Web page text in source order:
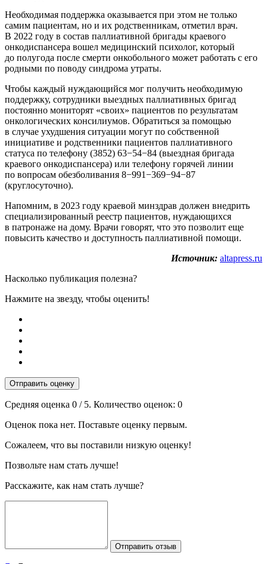
Необходимая поддержка оказывается при этом не только
самим пациентам, но и их родственникам, отметил врач.
В 2022 году в состав паллиативной бригады краевого
онкодиспансера вошел медицинский психолог, который
до полугода после смерти онкобольного может работать с его
родными по поводу синдрома утраты.
Чтобы каждый нуждающийся мог получить необходимую
поддержку, сотрудники выездных паллиативных бригад
постоянно мониторят «своих» пациентов по результатам
онкологических консилиумов. Обратиться за помощью
в случае ухудшения ситуации могут по собственной
инициативе и родственники пациентов паллиативного
статуса по телефону (3852) 63−54−84 (выездная бригада
краевого онкодиспансера) или телефону горячей линии
по вопросам обезболивания 8−991−369−94−87
(круглосуточно).
Напомним, в 2023 году краевой минздрав должен внедрить
специализированный реестр пациентов, нуждающихся
в патронаже на дому. Врачи говорят, что это позволит еще
повысить качество и доступность паллиативной помощи.
Источник: altapress.ru
Насколько публикация полезна?
Нажмите на звезду, чтобы оценить!
Отправить оценку
Средняя оценка 0 / 5. Количество оценок: 0
Оценок пока нет. Поставьте оценку первым.
Сожалеем, что вы поставили низкую оценку!
Позвольте нам стать лучше!
Расскажите, как нам стать лучше?
Отправить отзыв